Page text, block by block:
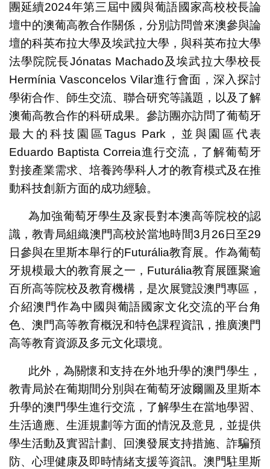
團延續2024年第三屆中國與葡語國家高校校長論
壇中的澳葡高教合作關係，分別訪問曾來澳參與論
壇的科英布拉大學及埃武拉大學，與科英布拉大學
法學院院長Jónatas Machado及埃武拉大學校長
Hermínia Vasconcelos Vilar進行會面，深入探討
學術合作、師生交流、聯合研究等議題，以及了解
澳葡高教合作的科研成果。參訪團亦訪問了葡萄牙
最大的科技園區Tagus Park，並與園區代表
Eduardo Baptista Correia進行交流，了解葡萄牙
對接產業需求、培養跨學科人才的教育模式及在推
動科技創新方面的成功經驗。
為加強葡萄牙學生及家長對本澳高等院校的認
識，教青局組織澳門高校於當地時間3月26日至29
日參與在里斯本舉行的Futurália教育展。作為葡萄
牙規模最大的教育展之一，Futurália教育展匯聚逾
百所高等院校及教育機構，是次展覽設澳門專區，
介紹澳門作為中國與葡語國家文化交流的平台角
色、澳門高等教育概況和特色課程資訊，推廣澳門
高等教育資源及多元文化環境。
此外，為關懷和支持在外地升學的澳門學生，
教青局於在葡期間分別與在葡萄牙波爾圖及里斯本
升學的澳門學生進行交流，了解學生在當地學習、
生活適應、生涯規劃等方面的情況及意見，並提供
學生活動及實習計劃、回澳發展支持措施、詐騙預
防、心理健康及即時情緒支援等資訊。澳門駐里斯